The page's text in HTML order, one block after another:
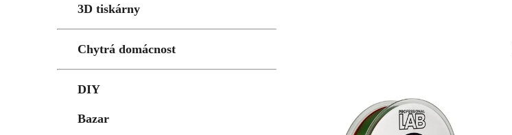
3D tiskárny
Chytrá domácnost
DIY
Bazar